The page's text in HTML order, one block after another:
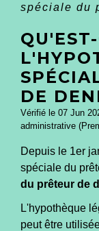
spéciale du
DE
Vérifié le 07 Jun
administrative
Depuis le 1er
spéciale du
du prêteur de
L'hypothèque
peut être